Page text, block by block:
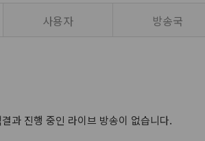
사용자 방송국
과 진행 중인 라이브 방송이 없습니다.